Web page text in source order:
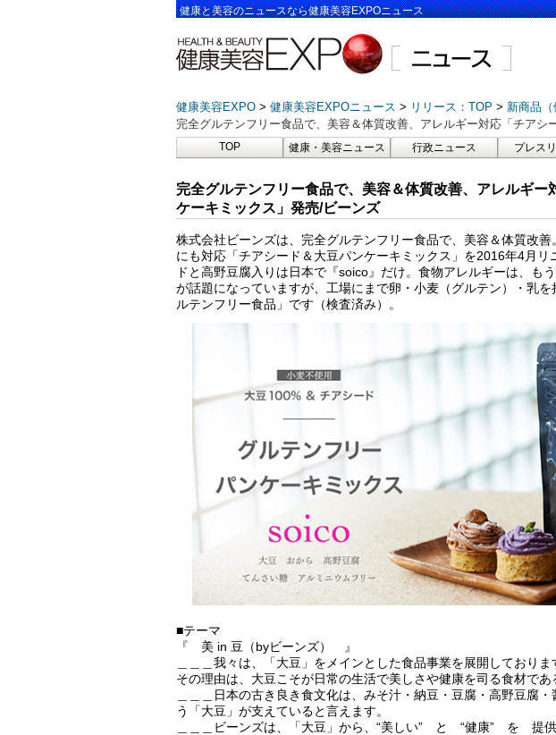
健康と美容のニュースなら健康美容EXPOニュース
健康美容EXPO 健康美容EXPOニュース リリース：TOP
新商品（
完全グルテンフリー食品で、美容＆体質改善、アレルギー対応「チア
TOP 健康・美容ニュース 行政ニュース プレス
完全グルテンフリー食品で、美容＆体質改善、アレルギー
ケーキミックス」発売/ビーンズ
株式会社ビーンズは、完全グルテンフリー食品で、美容＆体質改
にも対応「チアシード＆大豆パンケーキミックス」を2016年4月リ
ドと高野豆腐入りは日本で『soico』だけ。食物アレルギーは、も
が話題になっていますが、工場にまで卵・小麦（グルテン）・乳
ルテンフリー食品」です（検査済み）。
■テーマ
『 美 in 豆（byビーンズ） 』
＿＿＿我々は、「大豆」をメインとした食品事業を展開しておりま
その理由は、大豆こそが日常の生活で美しさや健康を司る食材であ
＿＿＿日本の古き良き食文化は、みそ汁・納豆・豆腐・高野豆腐
う「大豆」が支えていると言えます。
＿＿＿ビーンズは、「大豆」から、“美しい” と “健康” を 提供